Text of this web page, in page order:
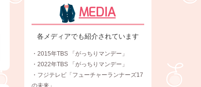
MEDIA
各メディアでも紹介されています
・2015年TBS 「がっちりマンデー」
・2022年TBS 「がっちりマンデー」
・フジテレビ「フューチャーランナーズ17
の未来」